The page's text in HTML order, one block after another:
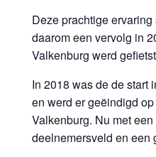
Deze prachtige
daarom een vervolg in
Valkenburg werd
In 2018 was de de start
en werd er geëindigd
Valkenburg. Nu met
deelnemersveld en een